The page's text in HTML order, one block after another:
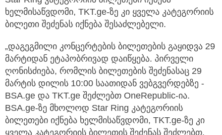
ხელმისაწვდომი, TKT.ge-ზე კი ყველა კატეგორიის
ბილეთი შეძენას იქნება შესაძლებელი.
„დაგეგმილი კონცერტების ბილეთების გაყიდვა 29
მარტიდან ეტაპობრივად დაიწყება. პირველი
ღონისძიება, რომლის ბილეთების შეძენასაც 29
მარტის დილის 10:00 საათიდან ვებგვერდებზე -
BSA.ge და TKT.ge შეძლებთ OneRepublic-ია.
BSA.ge-ზე მხოლოდ Star Ring კატეგორიის
ბილეთები იქნება ხელმისაწვდომი, TKT.ge-ზე კი
ყველა კატეგორიის ბილეთის შეძენას შეძლებთ.